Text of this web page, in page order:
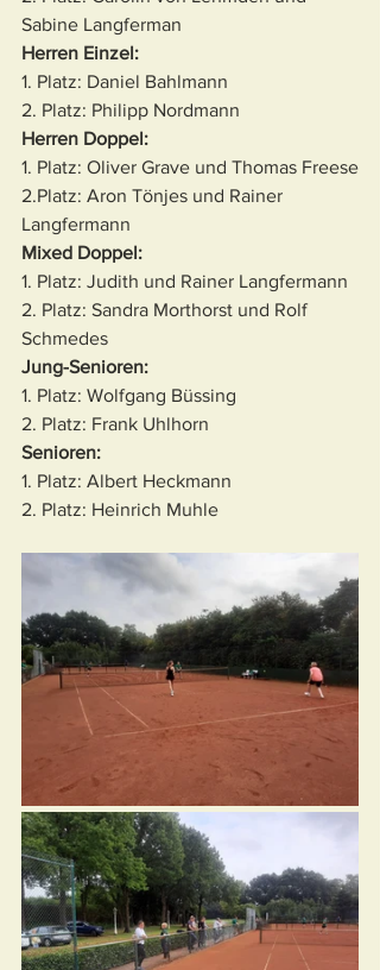
Sabine Langferman
Herren Einzel:
1. Platz: Daniel Bahlmann
2. Platz: Philipp Nordmann
Herren Doppel:
1. Platz: Oliver Grave und Thomas Freese
2.Platz: Aron Tönjes und Rainer
Langfermann
Mixed Doppel:
1. Platz: Judith und Rainer Langfermann
2. Platz: Sandra Morthorst und Rolf
Schmedes
Jung-Senioren:
1. Platz: Wolfgang Büssing
2. Platz: Frank Uhlhorn
Senioren:
1. Platz: Albert Heckmann
2. Platz: Heinrich Muhle